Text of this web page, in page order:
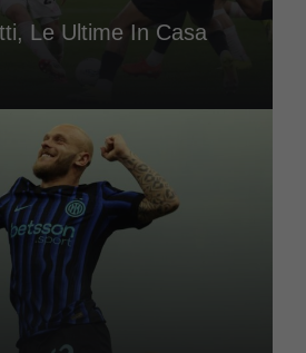
Le Ultime In Casa